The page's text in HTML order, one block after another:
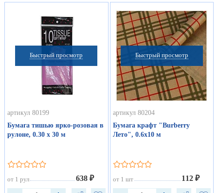
Быстрый просмотр
артикул 80199
Бумага тишью ярко-розовая в
рулоне, 0.30 х 30 м
от 1 рул 638 ₽
Быстрый просмотр
артикул 80204
Бумага крафт "Burberry
Лето", 0.6х10 м
от 1 шт 112 ₽